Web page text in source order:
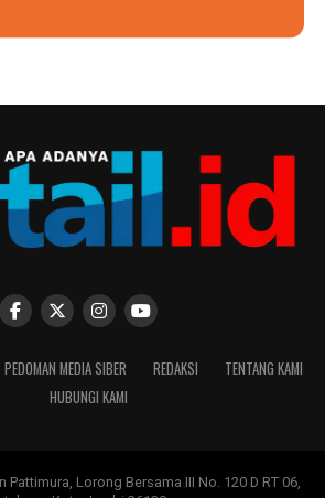
PEDOMAN MEDIA SIBER REDAKSI
TENTANG KAMI
HUBUNGI KAMI
Pattimura, Lorong Bersama III No. 120 D RT 06,